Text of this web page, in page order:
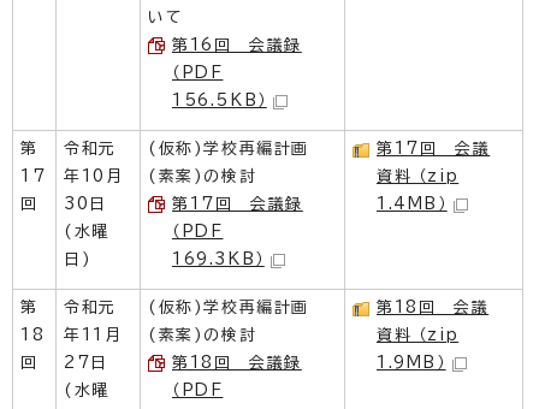
いて
第16回 会議録
（PDF
156.5KB）
第
17
回
令和元
年10月
30日
(水曜
日)
(仮称)学校再編計画
(素案)の検討
第17回 会議録
（PDF
169.3KB）
第17回 会議
資料 （zip
1.4MB）
第
18
回
令和元
年11月
27日
(水曜
(仮称)学校再編計画
(素案)の検討
第18回 会議録
（PDF
第18回 会議
資料 （zip
1.9MB）